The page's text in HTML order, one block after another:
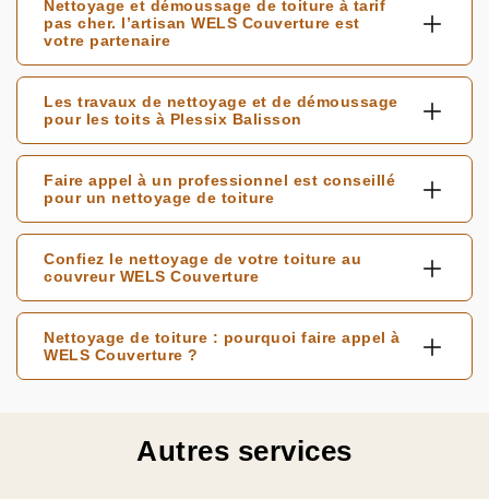
Nettoyage et démoussage de toiture à tarif
pas cher. l’artisan WELS Couverture est
votre partenaire
Les travaux de nettoyage et de démoussage
pour les toits à Plessix Balisson
Faire appel à un professionnel est conseillé
pour un nettoyage de toiture
Confiez le nettoyage de votre toiture au
couvreur WELS Couverture
Nettoyage de toiture : pourquoi faire appel à
WELS Couverture ?
Autres services